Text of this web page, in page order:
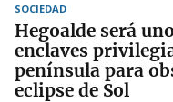
SOCIEDAD
Hegoalde será
enclaves
península para
eclipse de Sol